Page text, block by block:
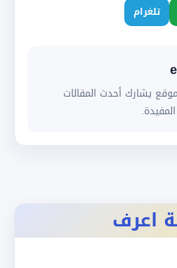
تلغرام
يشارك أحدث المقالات
اعرف